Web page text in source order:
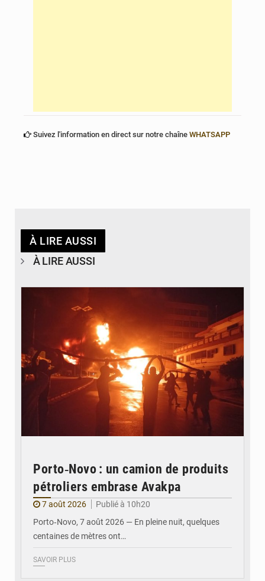
Suivez l'information en direct sur notre chaîne WHATSAPP
À LIRE AUSSI
À LIRE AUSSI
Porto‑Novo : un camion de produits
pétroliers embrase Avakpa
7 août 2026
Publié à 10h20
Porto‑Novo, 7 août 2026 — En pleine nuit, quelques
centaines de mètres ont…
SAVOIR PLUS